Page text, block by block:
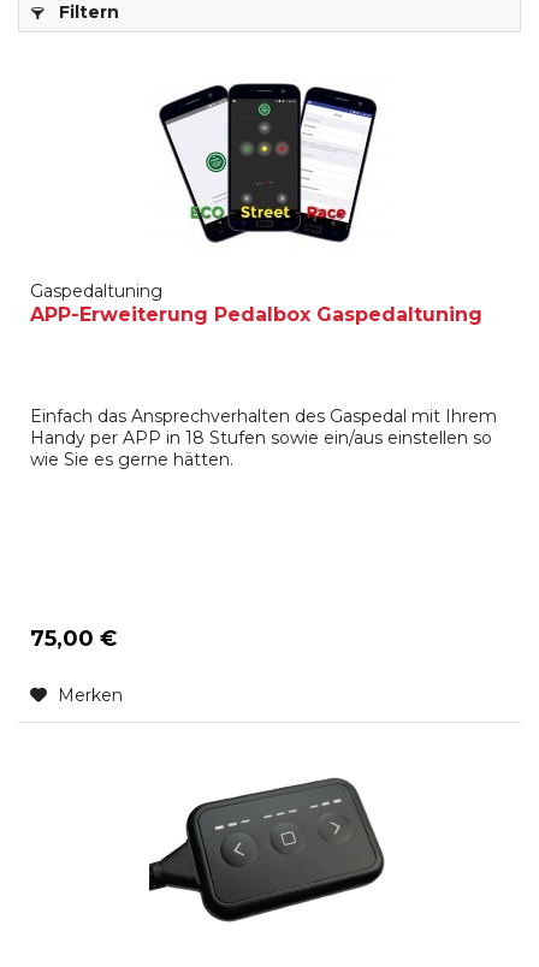
Filtern
Gaspedaltuning
APP-Erweiterung Pedalbox Gaspedaltuning
Einfach das Ansprechverhalten des Gaspedal mit Ihrem
Handy per APP in 18 Stufen sowie ein/aus einstellen so
wie Sie es gerne hätten.
75,00 €
Merken